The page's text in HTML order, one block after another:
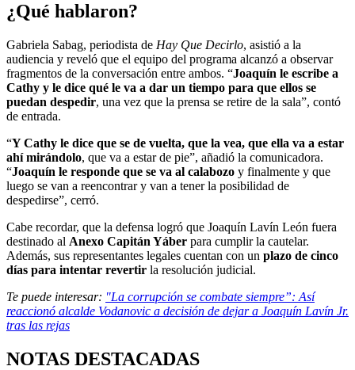
¿Qué hablaron?
Gabriela Sabag, periodista de Hay Que Decirlo, asistió a la
audiencia y reveló que el equipo del programa alcanzó a observar
fragmentos de la conversación entre ambos. “Joaquín le escribe a
Cathy y le dice qué le va a dar un tiempo para que ellos se
puedan despedir, una vez que la prensa se retire de la sala”, contó
de entrada.
“Y Cathy le dice que se de vuelta, que la vea, que ella va a estar
ahí mirándolo, que va a estar de pie”, añadió la comunicadora.
“Joaquín le responde que se va al calabozo y finalmente y que
luego se van a reencontrar y van a tener la posibilidad de
despedirse”, cerró.
Cabe recordar, que la defensa logró que Joaquín Lavín León fuera
destinado al Anexo Capitán Yáber para cumplir la cautelar.
Además, sus representantes legales cuentan con un plazo de cinco
días para intentar revertir la resolución judicial.
Te puede interesar: "La corrupción se combate siempre”: Así
reaccionó alcalde Vodanovic a decisión de dejar a Joaquín Lavín Jr.
tras las rejas
NOTAS DESTACADAS